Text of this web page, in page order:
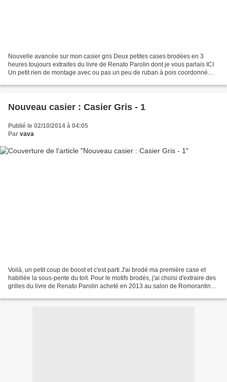
Nouvelle avancée sur mon casier gris Deux petites cases brodées en 3
heures toujours extraites du livre de Renato Parolin dont je vous parlais ICI
Un petit rien de montage avec ou pas un peu de ruban à pois coordonné
Nouveau casier : Casier Gris - 1
Publié le 02/10/2014 à 04:05
Par vava
Voilà, un petit coup de boost et c'est parti J'ai brodé ma première case et
habillée la sous-pente du toit. Pour le motifs brodés, j'ai choisi d'extraire des
grilles du livre de Renato Parolin acheté en 2013 au salon de Romorantin